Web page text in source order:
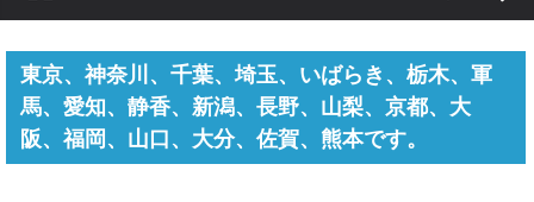
東京、神奈川、千葉、埼玉、いばらき、栃木、軍
馬、愛知、静香、新潟、長野、山梨、京都、大
阪、福岡、山口、大分、佐賀、熊本です。